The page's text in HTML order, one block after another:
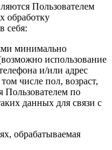
Пользователем
обработку
себя:
минимально
использование
и/или адрес
числе пол, возраст,
Пользователем по
данных для связи с
обрабатываемая